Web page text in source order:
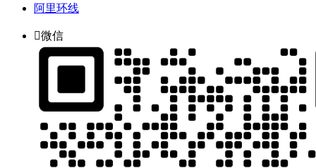
阿里环线
微信